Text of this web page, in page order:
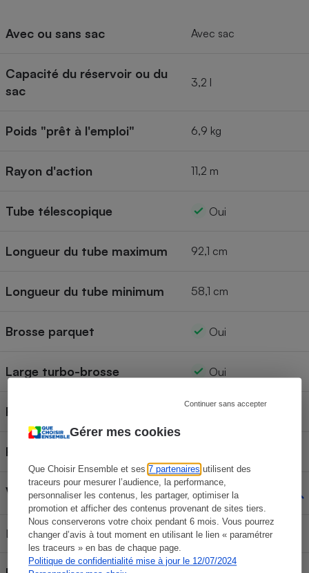
Gérer mes cookies
Que Choisir Ensemble et ses7 partenaires utilisent des
traceurs pour mesurer l’audience, la performance,
personnaliser les contenus, les partager, optimiser la
promotion et afficher des contenus provenant de sites tiers.
Nous conserverons votre choix pendant 6 mois. Vous pourrez
changer d’avis à tout moment en utilisant le lien « paramétrer
les traceurs » en bas de chaque page.
Politique de confidentialité mise à jour le 12/07/2024
Continuer sans accepter
Avec ou sans sac Avec sac
Capacité du réservoir ou du
sac
3,2 l
Poids "prêt à l'emploi" 6,9 kg
Rayon d'action 11,2 m
Tube télescopique Oui
Longueur du tube maximum 92,1 cm
Longueur du tube minimum 58,1 cm
Brosse parquet Oui
Large turbo-brosse Oui
Rangement vertical
Roues mutli-directionnelles
Variateur de puissance Oui
Localisation Sur l’aspirateur